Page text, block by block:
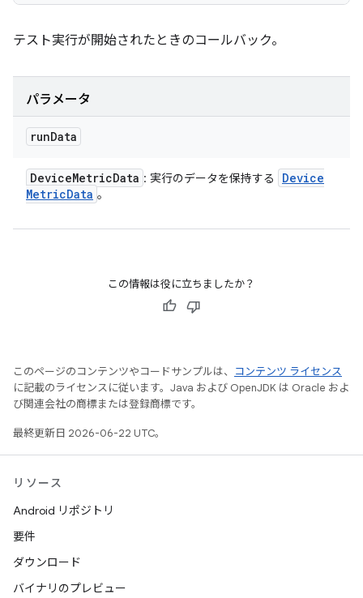
テスト実行が開始されたときのコールバック。
パラメータ
runData
DeviceMetricData : 実行のデータを保持する
Device
MetricData 。
この情報は役に立ちましたか？
このページのコンテンツやコードサンプルは、
コンテンツ ライセンス
に記載のライセンスに従います。Java および OpenJDK は Oracle およ
び関連会社の商標または登録商標です。
最終更新日 2026-06-22 UTC。
リソース
Android リポジトリ
要件
ダウンロード
バイナリのプレビュー